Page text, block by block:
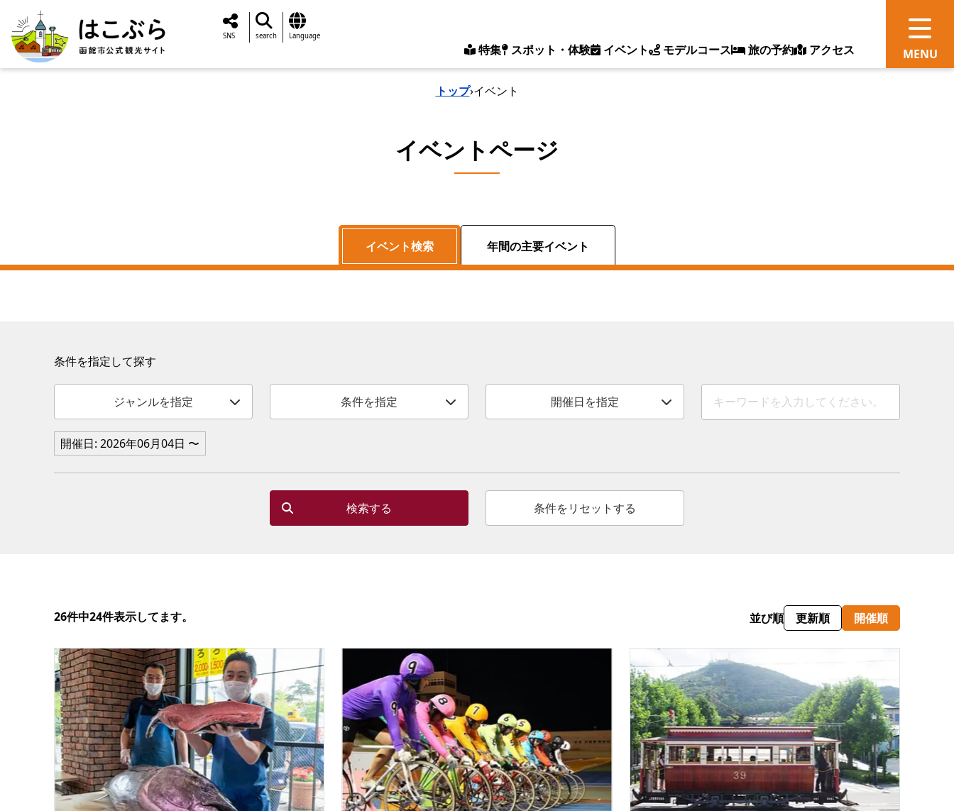
特集 スポット・体験 イベント モデルコース 旅の予約 アクセス
SNS search Language
トップ›イベント
イベントページ
イベント検索 年間の主要イベント
条件を指定して探す
ジャンルを指定 条件を指定 開催日を指定
開催日: 2026年06月04日 〜
検索する 条件をリセットする
並び順 更新順 開催順
26件中24件表示してます。